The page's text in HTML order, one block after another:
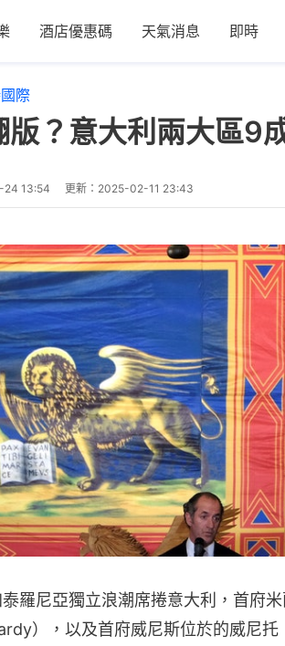
酒店優惠碼 天氣消息 即時
際
版？意大利兩大區
24 13:54 更新： 2025-02-11 23:43
羅尼亞獨立浪潮席捲意大利，首府
），以及首府威尼斯位於的威尼